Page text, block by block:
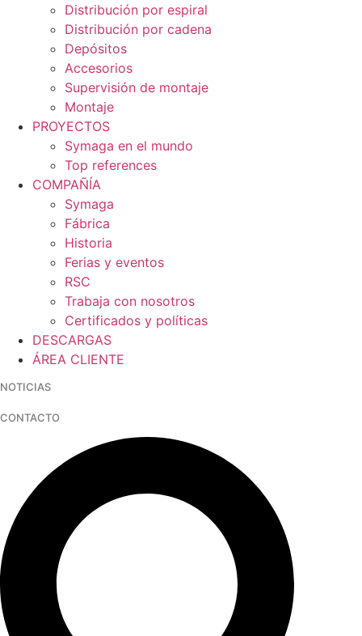
Distribución por espiral
Distribución por cadena
Depósitos
Accesorios
Supervisión de montaje
Montaje
PROYECTOS
Symaga en el mundo
Top references
COMPAÑÍA
Symaga
Fábrica
Historia
Ferias y eventos
RSC
Trabaja con nosotros
Certificados y políticas
DESCARGAS
ÁREA CLIENTE
NOTICIAS
CONTACTO